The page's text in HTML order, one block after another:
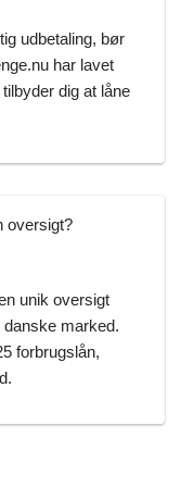
udbetaling, bør
har lavet
dig at låne
oversigt?
unik oversigt
danske marked.
forbrugslån,